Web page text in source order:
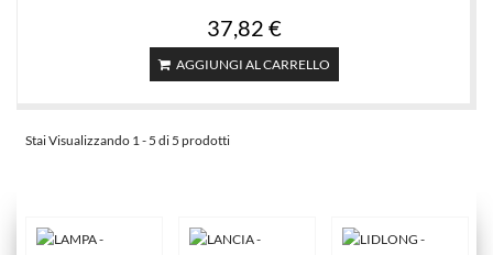
37,82 €
AGGIUNGI AL CARRELLO
Stai Visualizzando 1 - 5 di 5 prodotti